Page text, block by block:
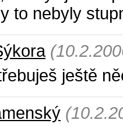
to nebyly
ještě